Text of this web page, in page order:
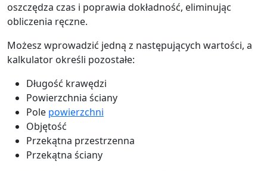
oszczędza czas i poprawia dokładność, eliminując
obliczenia ręczne.
Możesz wprowadzić jedną z następujących wartości, a
kalkulator określi pozostałe:
Długość krawędzi
Powierzchnia ściany
Pole powierzchni
Objętość
Przekątna przestrzenna
Przekątna ściany